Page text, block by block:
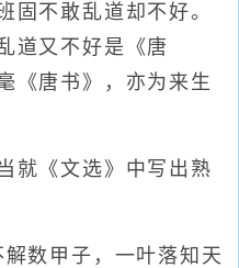
不敢乱道却不好。
道又不好是《唐
《唐书》，亦为来生
《文选》中写出熟
数甲子，一叶落知天